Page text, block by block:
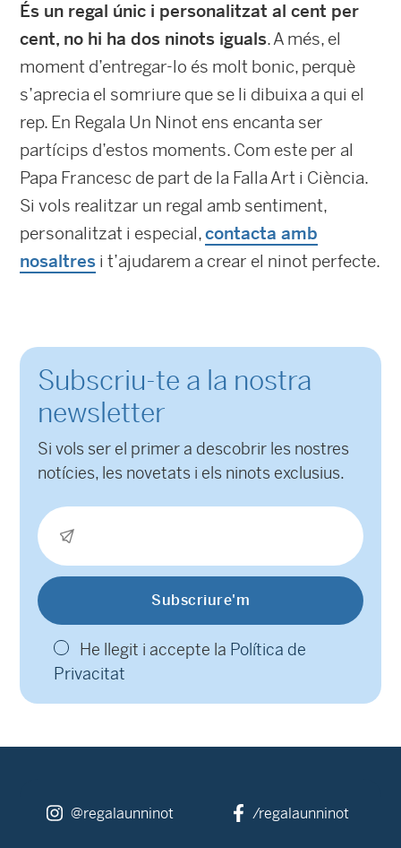
És un regal únic i personalitzat al cent per
cent, no hi ha dos ninots iguals. A més, el
moment d’entregar-lo és molt bonic, perquè
s’aprecia el somriure que se li dibuixa a qui el
rep. En Regala Un Ninot ens encanta ser
partícips d’estos moments. Com este per al
Papa Francesc de part de la Falla Art i Ciència.
Si vols realitzar un regal amb sentiment,
personalitzat i especial,contacta amb
nosaltres i t’ajudarem a crear el ninot perfecte.
Subscriu-te a la nostra
newsletter
Si vols ser el primer a descobrir les nostres
notícies, les novetats i els ninots exclusius.
He llegit i accepte la Política de
Privacitat
@regalaunninot /regalaunninot